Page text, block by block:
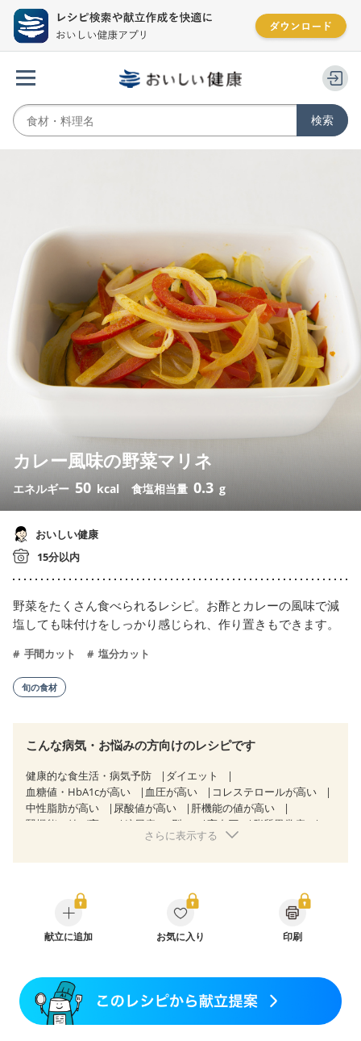
カレー風味の野菜マリネ
エネルギー 50 kcal 食塩相当量 0.3 g
おいしい健康
15分以内
野菜をたくさん食べられるレシピ。お酢とカレーの風味で減
塩しても味付けをしっかり感じられ、作り置きもできます。
手間カット 塩分カット
旬の食材
こんな病気・お悩みの方向けのレシピです
健康的な食生活・病気予防
ダイエット
血糖値・HbA1cが高い
血圧が高い
コレステロールが高い
中性脂肪が高い
尿酸値が高い
肝機能の値が高い
腎機能の値が高い
糖尿病（2型） 高血圧
脂質異常症
狭心症 心筋梗塞
糖尿病性腎症（第２期）
糖尿病性腎症（第３期）
CKD（ステージ１）
CKD（ステージ２）
CKD（ステージ３a）
CKD（ステージ３b）
乳がん治療を終えた方・経過観察中の方など
飲み込みにくい
味の感じ方が変わった
食欲がない
産後（ミルク）
さらに表示する
献立に追加 お気に入り 印刷